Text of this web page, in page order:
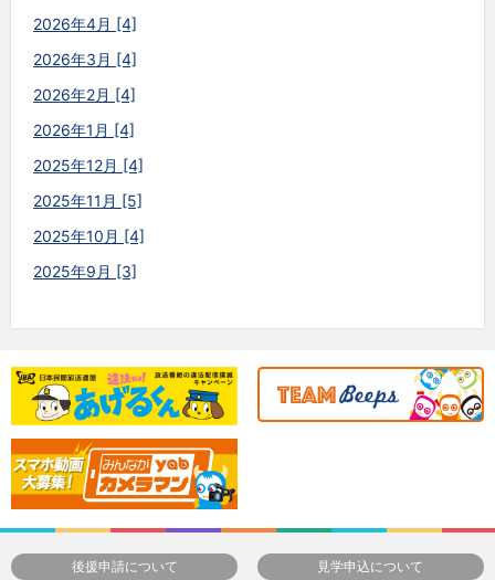
2026年4月 [4]
2026年3月 [4]
2026年2月 [4]
2026年1月 [4]
2025年12月 [4]
2025年11月 [5]
2025年10月 [4]
2025年9月 [3]
後援申請について 見学申込について